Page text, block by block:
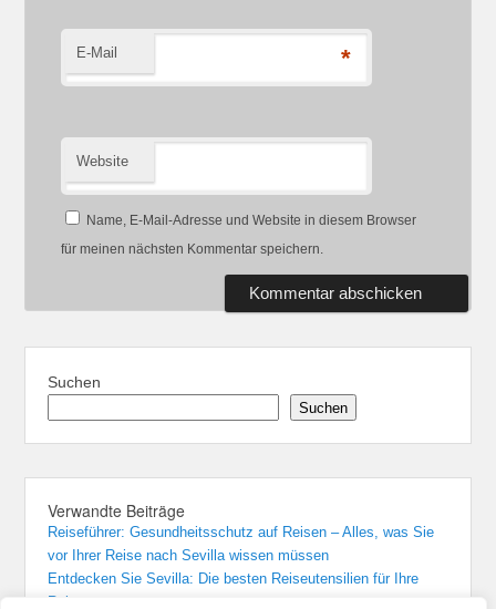
E-Mail *
Website
Name, E-Mail-Adresse und Website in diesem Browser
für meinen nächsten Kommentar speichern.
Suchen
Suchen
Verwandte Beiträge
Reiseführer: Gesundheitsschutz auf Reisen – Alles, was Sie
vor Ihrer Reise nach Sevilla wissen müssen
Entdecken Sie Sevilla: Die besten Reiseutensilien für Ihre
Reise